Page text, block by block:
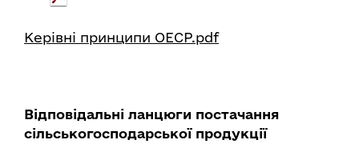
Керівні принципи ОЕСР.pdf
Відповідальні ланцюги постачання
сільськогосподарської продукції